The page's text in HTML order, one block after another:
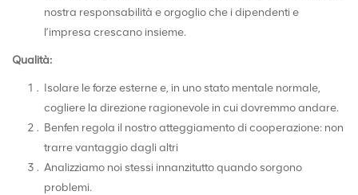
nostra responsabilità e orgoglio che i dipendenti e
l’impresa crescano insieme.
Qualità:
Isolare le forze esterne e, in uno stato mentale normale,
cogliere la direzione ragionevole in cui dovremmo andare.
Benfen regola il nostro atteggiamento di cooperazione: non
trarre vantaggio dagli altri
Analizziamo noi stessi innanzitutto quando sorgono
problemi.